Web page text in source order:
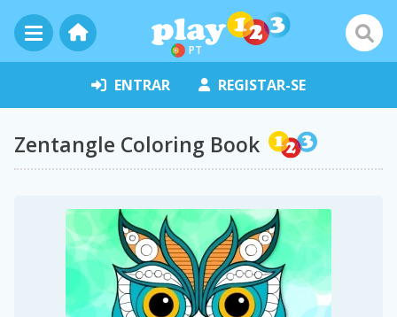
PT
ENTRAR REGISTAR-SE
Zentangle Coloring Book